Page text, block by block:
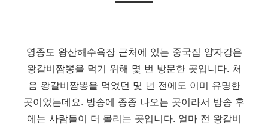
영종도 왕산해수욕장 근처에 있는 중국집 양자강은
왕갈비짬뽕을 먹기 위해 몇 번 방문한 곳입니다. 처
음 왕갈비짬뽕을 먹었던 몇 년 전에도 이미 유명한
곳이었는데요. 방송에 종종 나오는 곳이라서 방송 후
에는 사람들이 더 몰리는 곳입니다. 얼마 전 왕갈비